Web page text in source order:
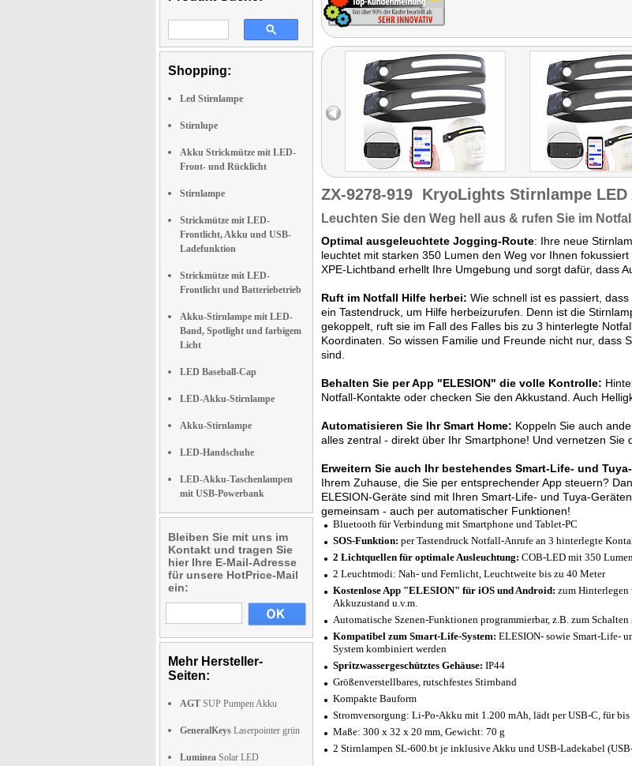
Shopping:
Led Stirnlampe
Stirnlupe
Akku Strickmütze mit LED-
Front- und Rücklicht
Stirnlampe
Strickmütze mit LED-
Frontlicht, Akku und USB-
Ladefunktion
Strickmütze mit LED-
Frontlicht und Batteriebetrieb
Akku-Stirnlampe mit LED-
Band, Spotlight und farbigem
Licht
LED Baseball-Cap
LED-Akku-Stirnlampe
Akku-Stirnlampe
LED-Handschuhe
LED-Akku-Taschenlampen
mit USB-Powerbank
Bleiben Sie mit uns im
Kontakt und tragen Sie
hier Ihre E-Mail-Adresse
für unsere HotPrice-Mail
ein:
Mehr Hersteller-
Seiten:
AGT SUP Pumpen Akku
GeneralKeys Laserpointer grün
Luminea Solar LED
ZX-9278-919 KryoLights Stirnlampe
Leuchten Sie den Weg hell aus & rufen Sie im
Optimal ausgeleuchtete Jogging-Route: Ihre neue
leuchtet mit starken 350 Lumen den Weg vor Ihnen
XPE-Lichtband erhellt Ihre Umgebung und sorgt dafür, dass
Ruft im Notfall Hilfe herbei: Wie schnell ist es passiert,
ein Tastendruck, um Hilfe herbeizurufen. Denn ist die
gekoppelt, ruft sie im Fall des Falles bis zu 3 hinterlegte
Koordinaten. So wissen Familie und Freunde nicht nur, dass
sind.
Behalten Sie per App "ELESION" die volle Kontrolle:
Notfall-Kontakte oder checken Sie den Akkustand. Auch
Automatisieren Sie Ihr Smart Home: Koppeln Sie auch
alles zentral - direkt über Ihr Smartphone! Und vernetzen Sie
Erweitern Sie auch Ihr bestehendes Smart-Life- und
Ihrem Zuhause, die Sie per entsprechender App steuern?
ELESION-Geräte sind mit Ihren Smart-Life- und Tuya-
gemeinsam - auch per automatischer Funktionen!
Bluetooth für Verbindung mit Smartphone und Tablet-PC
SOS-Funktion: per Tastendruck Notfall-Anrufe an 3 hinterlegte
2 Lichtquellen für optimale Ausleuchtung: COB-LED mit 350
2 Leuchtmodi: Nah- und Fernlicht, Leuchtweite bis zu 40 Meter
Kostenlose App "ELESION" für iOS und Android: zum
Akkuzustand u.v.m.
Automatische Szenen-Funktionen programmierbar, z.B. zum
Kompatibel zum Smart-Life-System: ELESION- sowie Smart-Life-
System kombiniert werden
Spritzwassergeschütztes Gehäuse: IP44
Größenverstellbares, rutschfestes Stirnband
Kompakte Bauform
Stromversorgung: Li-Po-Akku mit 1.200 mAh, lädt per USB-C, für
Maße: 300 x 32 x 20 mm, Gewicht: 70 g
2 Stirnlampen SL-600.bt je inklusive Akku und USB-Ladekabel